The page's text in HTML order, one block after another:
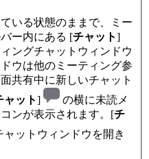
いる状態のままで、ミー
ー内にある [チャット]
ングチャットウィンドウ
ウは他のミーティング参
共有中に新しいチャット
ャット]
の横に未読メ
ンが表示されます。[チ
ャットウィンドウを開き